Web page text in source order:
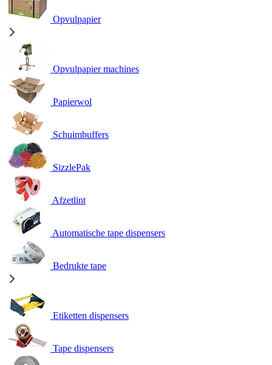
Opvulpapier
Opvulpapier machines
Papierwol
Schuimbuffers
SizzlePak
Afzetlint
Automatische tape dispensers
Bedrukte tape
Etiketten dispensers
Tape dispensers